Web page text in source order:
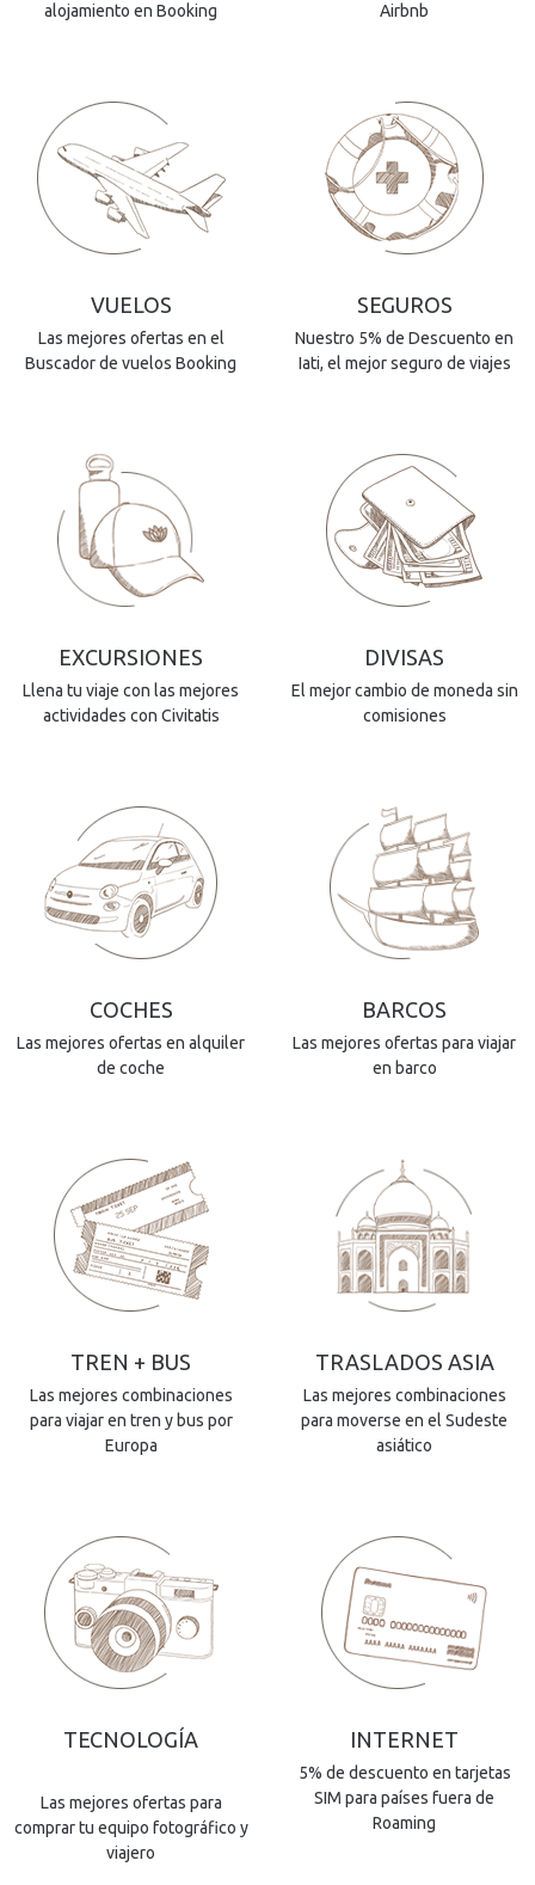
alojamiento en Booking
Airbnb
VUELOS
Las mejores ofertas en el
Buscador de vuelos Booking
SEGUROS
Nuestro 5% de Descuento en
Iati, el mejor seguro de viajes
EXCURSIONES
Llena tu viaje con las mejores
actividades con Civitatis
DIVISAS
El mejor cambio de moneda sin
comisiones
COCHES
Las mejores ofertas en alquiler
de coche
BARCOS
Las mejores ofertas para viajar
en barco
TREN + BUS
Las mejores combinaciones
para viajar en tren y bus por
Europa
TRASLADOS ASIA
Las mejores combinaciones
para moverse en el Sudeste
asiático
TECNOLOGÍA
Las mejores ofertas para
comprar tu equipo fotográfico y
viajero
INTERNET
5% de descuento en tarjetas
SIM para países fuera de
Roaming